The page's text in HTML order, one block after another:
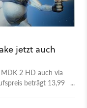
jetzt auch
2 HD auch via
beträgt 13,99